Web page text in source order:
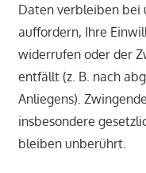
Daten verbleiben bei
auffordern, Ihre
widerrufen oder der
entfällt (z. B. nach
Anliegens).
insbesondere
bleiben unberührt.